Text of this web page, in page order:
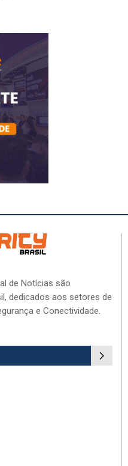
de Notícias são
dedicados aos setores de
e Conectividade.